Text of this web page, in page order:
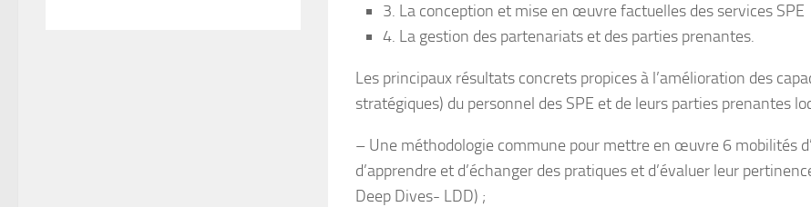
3. La conception et mise en œuvre factuelles des services SPE
4. La gestion des partenariats et des parties prenantes.
Les principaux résultats concrets propices à l’amélioration des
stratégiques) du personnel des SPE et de leurs parties prenantes
– Une méthodologie commune pour mettre en œuvre 6 mobilités
d’apprendre et d’échanger des pratiques et d’évaluer leur
Deep Dives- LDD) ;